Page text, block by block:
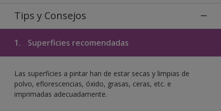
Tips y Consejos
1. Superficies recomendadas
Las superficies a pintar han de estar secas y limpias de
polvo, eflorescencias, óxido, grasas, ceras, etc. e
imprimadas adecuadamente.